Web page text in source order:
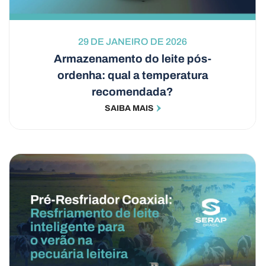
29 DE JANEIRO DE 2026
Armazenamento do leite pós-
ordenha: qual a temperatura
recomendada?
SAIBA MAIS